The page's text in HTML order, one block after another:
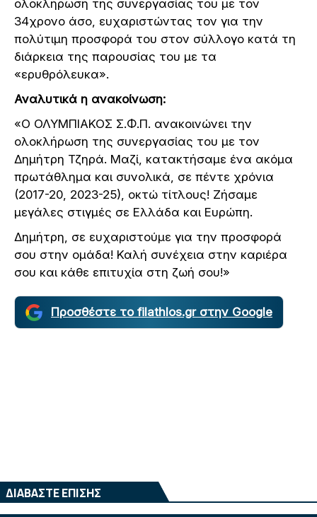
ολοκλήρωση της συνεργασίας του με τον
34χρονο άσο, ευχαριστώντας τον για την
πολύτιμη προσφορά του στον σύλλογο κατά τη
διάρκεια της παρουσίας του με τα
«ερυθρόλευκα».
Αναλυτικά η ανακοίνωση:
«Ο ΟΛΥΜΠΙΑΚΟΣ Σ.Φ.Π. ανακοινώνει την
ολοκλήρωση της συνεργασίας του με τον
Δημήτρη Τζηρά. Μαζί, κατακτήσαμε ένα ακόμα
πρωτάθλημα και συνολικά, σε πέντε χρόνια
(2017-20, 2023-25), οκτώ τίτλους! Ζήσαμε
μεγάλες στιγμές σε Ελλάδα και Ευρώπη.
Δημήτρη, σε ευχαριστούμε για την προσφορά
σου στην ομάδα! Καλή συνέχεια στην καριέρα
σου και κάθε επιτυχία στη ζωή σου!»
Προσθέστε το filathlos.gr στην Google
ΔΙΑΒΑΣΤΕ ΕΠΙΣΗΣ